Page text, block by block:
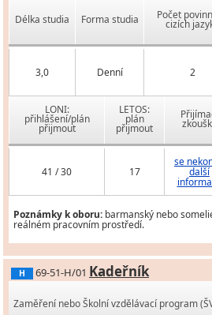
Délka studia Forma studia Počet
cizích
3,0 Denní 2
LONI:
přihlášení/plán
přijmout
LETOS:
plán
přijmout
41 / 30 17
se
další
Poznámky k oboru: barmanský nebo
reálném pracovním prostředí.
H 69-51-H/01 Kadeřník
Zaměření nebo Školní vzdělávací program